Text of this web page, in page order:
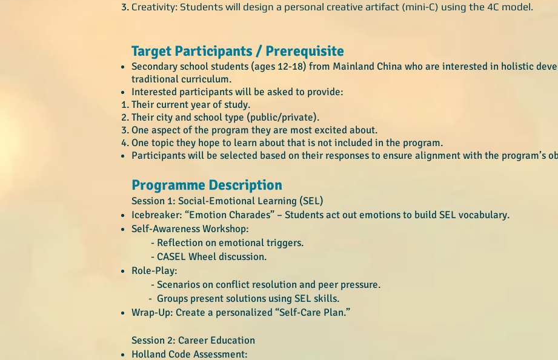
Creativity: Students will design a personal creative artifact (mini-C) using the 4C model.
Target Participants / Prerequisite​
Secondary school students (ages 12-18) from Mainland China who are interested in holistic
traditional curriculum.
Interested participants will be asked to provide:
Their current year of study.
Their city and school type (public/private).
One aspect of the program they are most excited about.
One topic they hope to learn about that is not included in the program.
Participants will be selected based on their responses to ensure alignment with the program’s
Programme Description
Session 1: Social-Emotional Learning (SEL)
Icebreaker: “Emotion Charades” – Students act out emotions to build SEL vocabulary.
Self-Awareness Workshop:
- Reflection on emotional triggers.
- CASEL Wheel discussion.
Role-Play:
- Scenarios on conflict resolution and peer pressure.
- Groups present solutions using SEL skills.
Wrap-Up: Create a personalized “Self-Care Plan.”
Session 2: Career Education
Holland Code Assessment: